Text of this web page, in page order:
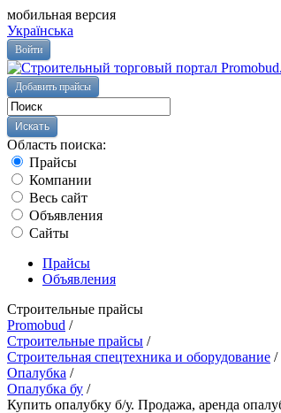
мобильная версия
Українська
Войти
Добавить прайсы
Область поиска:
Прайсы
Компании
Весь сайт
Объявления
Сайты
Прайсы
Объявления
Строительные прайсы
Promobud /
Строительные прайсы /
Строительная спецтехника и оборудование /
Опалубка /
Опалубка бу /
Купить опалубку б/у. Продажа, аренда